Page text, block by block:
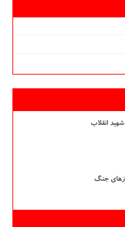
انقلاب
جنگ